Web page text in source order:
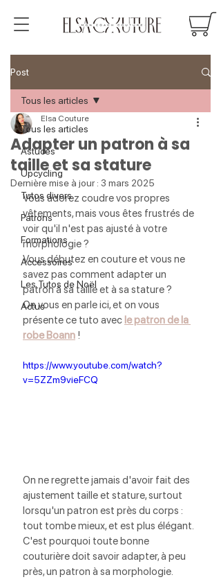
Post
Tous les articles
Astuces
Upcycling
Tutos divers
Patrons
Formations
Accessoires
Les Tutos de Noël
Actus
Tous les articles
Adapter un patron à sa
taille et sa stature
Elsa Couture
Dernière mise à jour : 3 mars 2025
Vous adorez coudre vos propres
vêtements, mais vous êtes frustrés de
voir qu'il n'est pas ajusté à votre
morphologie ?
Vous débutez en couture et vous ne
savez pas comment adapter un
patron à sa taille et à sa stature ?
On vous en parle ici, et on vous
présente ce tuto avec le patron de la
robe Boann !
https://www.youtube.com/watch?
v=5ZZm9vieFCQ
On ne regrette jamais d'avoir fait des
ajustement taille et stature, surtout
lorsqu'un patron est près du corps :
tout tombe mieux, et est plus élégant.
C'est pourquoi toute bonne
couturière doit savoir adapter, à peu
près, un patron à sa morphologie.